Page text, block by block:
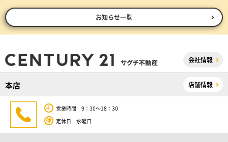
お知らせ一覧
会社情報
本店 店舗情報
営業時間 9：30～18：30
定休日 水曜日